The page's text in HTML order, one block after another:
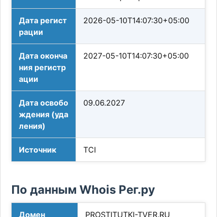
Дата регист
рации
2026-05-10T14:07:30+05:00
Дата оконча
ния регистр
ации
2027-05-10T14:07:30+05:00
Дата освобо
ждения (уда
ления)
09.06.2027
Источник TCI
По данным Whois Рег.ру
Домен PROSTITUTKI-TVER.RU